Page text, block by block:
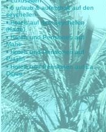
• 6 urlaub & aufenthalt auf den
seychellen
• Hotels auf den Seychellen
(Karte)
• Hotels und Pensionen auf
Mahe
• Hotels und Pensionen auf
Praslin
• Hotels und Pensionen auf La
Digue